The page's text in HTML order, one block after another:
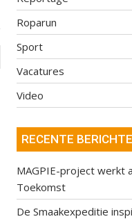
Roparun
Sport
Vacatures
Video
RECENTE
MAGPIE-project werkt
Toekomst
De Smaakexpeditie